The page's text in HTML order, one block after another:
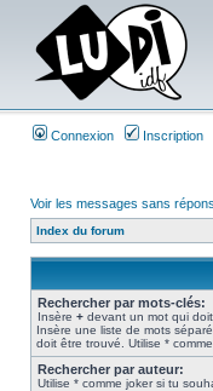
Connexion Inscription
Voir les messages sans
Index du forum
Rechercher par mots-clés:
Insère + devant un mot qui
Insère une liste de mots
doit être trouvé. Utilise *
Rechercher par auteur:
Utilise * comme joker si tu